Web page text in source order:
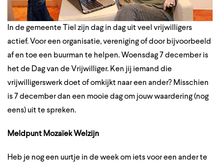
In de gemeente Tiel zijn dag in dag uit veel vrijwilligers
actief. Voor een organisatie, vereniging of door bijvoorbeeld
af en toe een buurman te helpen. Woensdag 7 december is
het de Dag van de Vrijwilliger. Ken jij iemand die
vrijwilligerswerk doet of omkijkt naar een ander? Misschien
is 7 december dan een mooie dag om jouw waardering (nog
eens) uit te spreken.
Meldpunt Mozaïek Welzijn
Heb je nog een uurtje in de week om iets voor een ander te